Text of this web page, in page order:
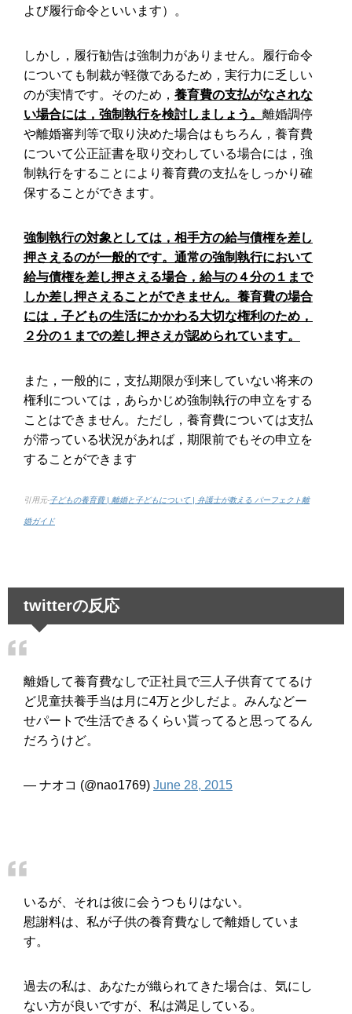
よび履行命令といいます）。
しかし，履行勧告は強制力がありません。履行命令
についても制裁が軽微であるため，実行力に乏しい
のが実情です。そのため， 養育費の支払がなされな
い場合には，強制執行を検討しましょう。 離婚調停
や離婚審判等で取り決めた場合はもちろん，養育費
について公正証書を取り交わしている場合には，強
制執行をすることにより養育費の支払をしっかり確
保することができます。
強制執行の対象としては，相手方の給与債権を差し
押さえるのが一般的です。通常の強制執行において
給与債権を差し押さえる場合，給与の４分の１まで
しか差し押さえることができません。養育費の場合
には，子どもの生活にかかわる大切な権利のため，
２分の１までの差し押さえが認められています。
また，一般的に，支払期限が到来していない将来の
権利については，あらかじめ強制執行の申立をする
ことはできません。ただし，養育費については支払
が滞っている状況があれば，期限前でもその申立を
することができます
引用元-子どもの養育費 | 離婚と子どもについて | 弁護士が教える パーフェクト離
婚ガイド
twitterの反応
離婚して養育費なしで正社員で三人子供育ててるけ
ど児童扶養手当は月に4万と少しだよ。みんなどー
せパートで生活できるくらい貰ってると思ってるん
だろうけど。
— ナオコ (@nao1769) June 28, 2015
いるが、それは彼に会うつもりはない。
慰謝料は、私が子供の養育費なしで離婚していま
す。
過去の私は、あなたが織られてきた場合は、気にし
ない方が良いですが、私は満足している。